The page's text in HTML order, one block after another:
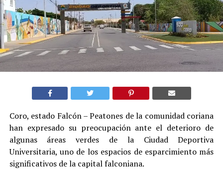
Coro, estado Falcón – Peatones de la comunidad coriana
han expresado su preocupación ante el deterioro de
algunas áreas verdes de la Ciudad Deportiva
Universitaria, uno de los espacios de esparcimiento más
significativos de la capital falconiana.